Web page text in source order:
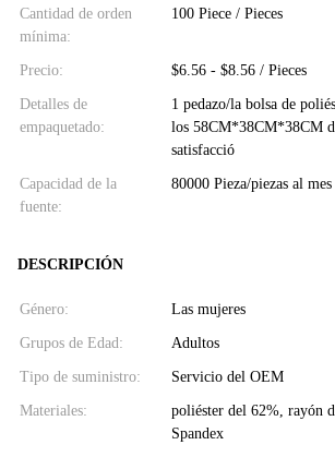
Cantidad de orden
mínima:
100 Piece / Pieces
Precio: $6.56 - $8.56 / Pieces
Detalles de
empaquetado:
1 pedazo/la bolsa de
los 58CM*38CM*38CM
satisfacció
Capacidad de la
fuente:
80000 Pieza/piezas al mes
DESCRIPCIÓN
Género: Las mujeres
Grupos de Edad: Adultos
Tipo de suministro: Servicio del OEM
Materiales:
poliéster del 62%, rayón
Spandex